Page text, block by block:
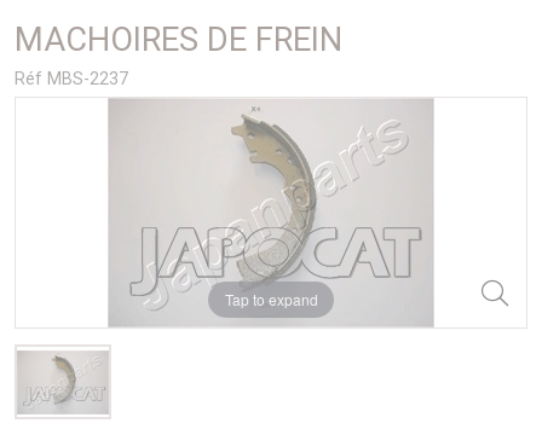
MACHOIRES DE FREIN
Réf MBS-2237
Tap to expand